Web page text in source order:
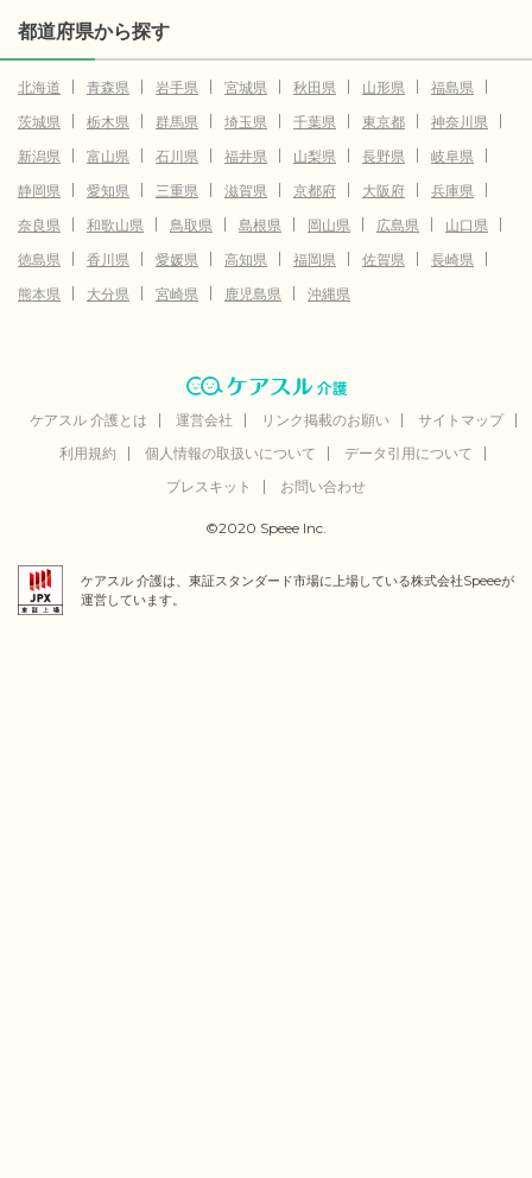
都道府県から探す
北海道 青森県 岩手県 宮城県 秋田県 山形県
福島県
茨城県
栃木県 群馬県 埼玉県 千葉県 東京都
神奈川県
新潟県
富山県 石川県 福井県 山梨県 長野県
岐阜県
静岡県
愛知県 三重県 滋賀県 京都府 大阪府
兵庫県
奈良県
和歌山県 鳥取県 島根県 岡山県 広島県
山口県
徳島県
香川県 愛媛県 高知県 福岡県 佐賀県
長崎県
熊本県
大分県 宮崎県 鹿児島県 沖縄県
ケアスル 介護とは 運営会社 リンク掲載のお願い
サイトマップ
利用規約
個人情報の取扱いについて
データ引用について
プレスキット
お問い合わせ
©2020 Speee Inc.
ケアスル 介護は、東証スタンダード市場に上場している株式会社Speeeが
運営しています。